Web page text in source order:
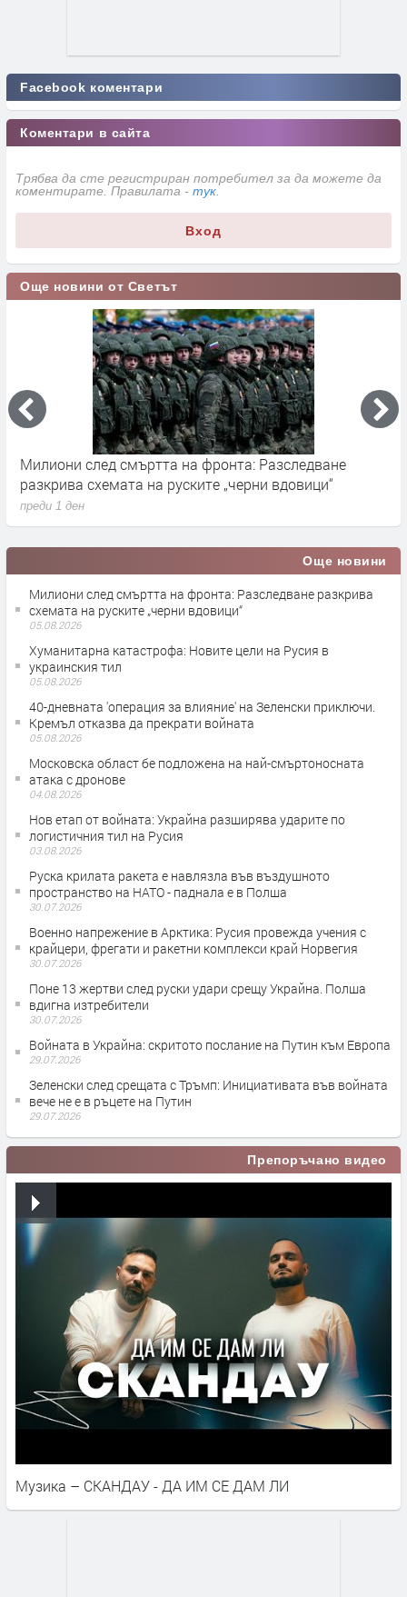
Facebook коментари
Коментари в сайта
Трябва да сте регистриран потребител за да можете да
коментирате. Правилата - тук
Вход
Още новини от Светът
Милиони след смъртта на фронта: Разследване
разкрива схемата на руските „черни вдовици“
преди 1 ден
Още новини
Милиони след смъртта на фронта: Разследване разкрива
схемата на руските „черни вдовици“
05.08.2026
Хуманитарна катастрофа: Новите цели на Русия в
украинския тил
05.08.2026
40-дневната 'операция за влияние' на Зеленски приключи.
Кремъл отказва да прекрати войната
05.08.2026
Московска област бе подложена на най-смъртоносната
атака с дронове
04.08.2026
Нов етап от войната: Украйна разширява ударите по
логистичния тил на Русия
03.08.2026
Руска крилата ракета е навлязла във въздушното
пространство на НАТО - паднала е в Полша
30.07.2026
Военно напрежение в Арктика: Русия провежда учения с
крайцери, фрегати и ракетни комплекси край Норвегия
30.07.2026
Поне 13 жертви след руски удари срещу Украйна. Полша
вдигна изтребители
30.07.2026
Войната в Украйна: скритото послание на Путин към Европа
29.07.2026
Зеленски след срещата с Тръмп: Инициативата във войната
вече не е в ръцете на Путин
29.07.2026
Препоръчано видео
Музика – СКАНДАУ - ДА ИМ СЕ ДАМ ЛИ